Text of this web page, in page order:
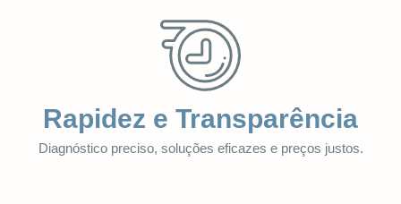
Rapidez e Transparência
Diagnóstico preciso, soluções eficazes e preços justos.